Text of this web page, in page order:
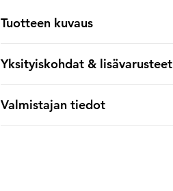
Tuotteen kuvaus
Yksityiskohdat & lisävarusteet
Valmistajan tiedot